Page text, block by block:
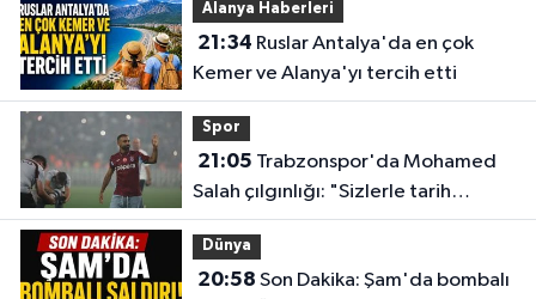
Alanya Haberleri
21:34
Kemer ve Alanya'yı tercih etti
Spor
21:05
Salah çılgınlığı: "Sizlerle tarih
yazmak istiyorum"
Dünya
20:58